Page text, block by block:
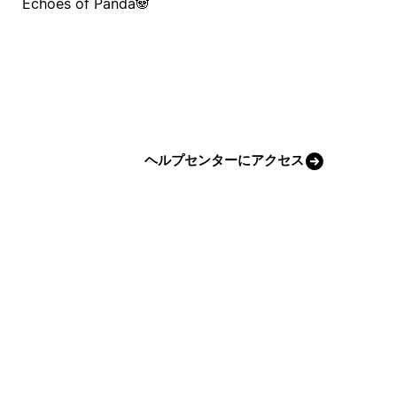
ヘルプセンターにアクセス